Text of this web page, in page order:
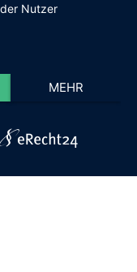
Nutzer
MEHR